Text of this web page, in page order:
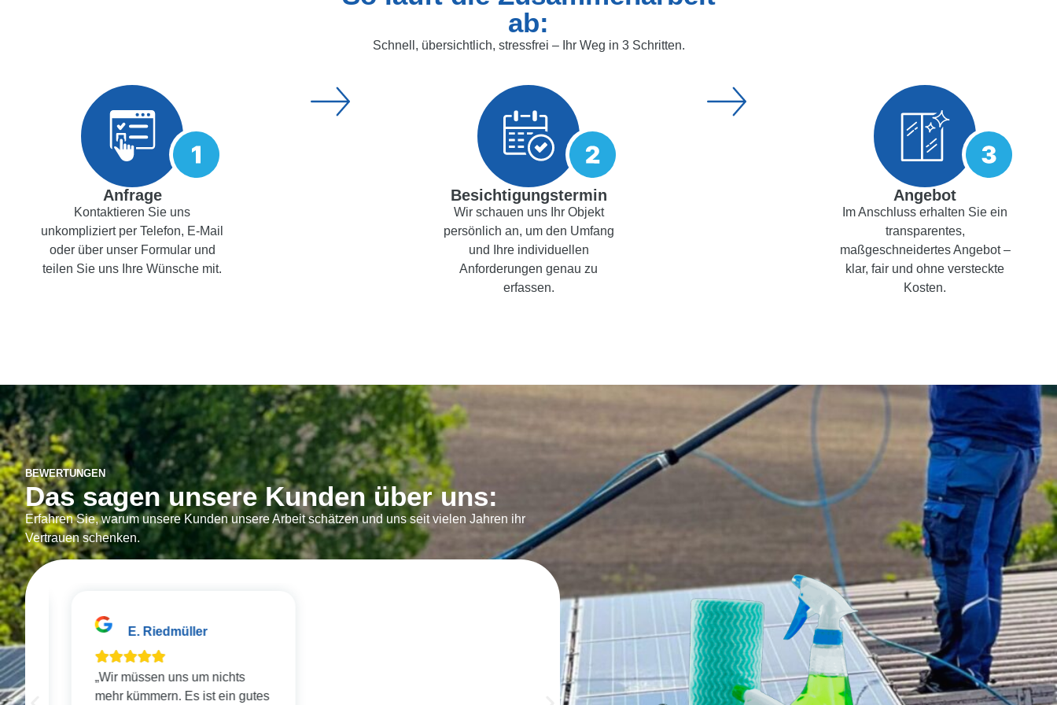
ab:
Schnell, übersichtlich, stressfrei – Ihr Weg in 3 Schritten.
Anfrage
Kontaktieren Sie uns
unkompliziert per Telefon, E-Mail
oder über unser Formular und
teilen Sie uns Ihre Wünsche mit.
Besichtigungstermin
Wir schauen uns Ihr Objekt
persönlich an, um den Umfang
und Ihre individuellen
Anforderungen genau zu
erfassen.
Angebot
Im Anschluss erhalten Sie ein
transparentes,
maßgeschneidertes Angebot –
klar, fair und ohne versteckte
Kosten.
BEWERTUNGEN
Das sagen unsere Kunden über uns:
Erfahren Sie, warum unsere Kunden unsere Arbeit schätzen und uns seit vielen Jahren ihr
Vertrauen schenken.
E. Riedmüller
„Wir müssen uns um nichts
mehr kümmern. Es ist ein gutes